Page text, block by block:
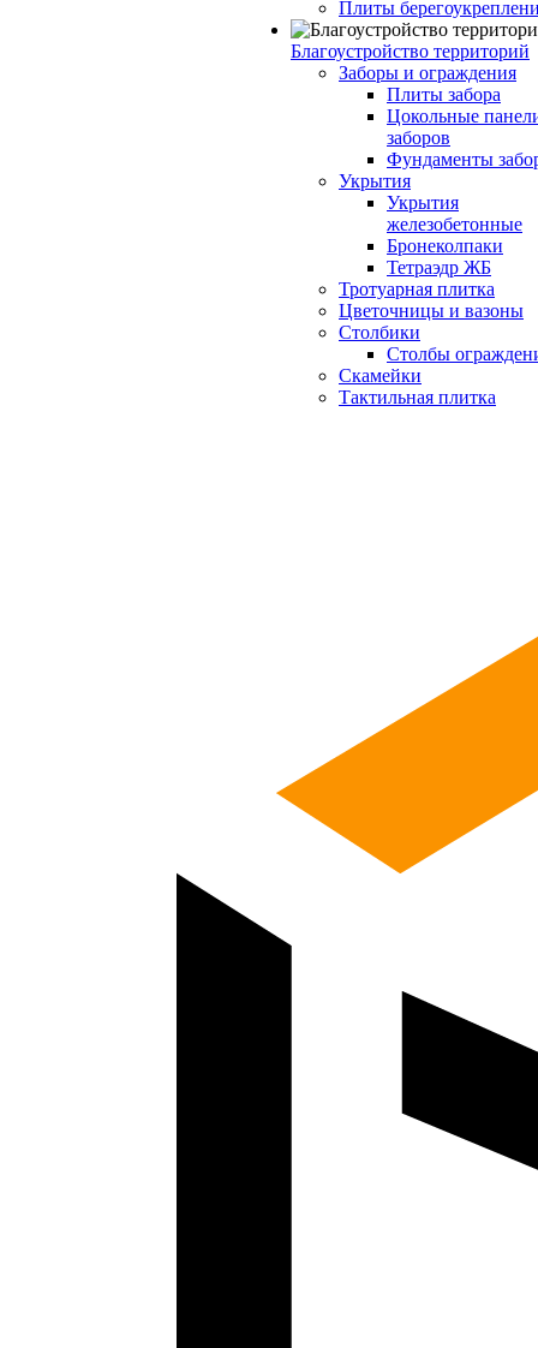
Плиты
Благоустройство территорий
Заборы и ограждения
Плиты забора
Цокольные
заборов
Фундаменты
Укрытия
Укрытия
железобетонные
Бронеколпаки
Тетраэдр ЖБ
Тротуарная плитка
Цветочницы и вазоны
Столбики
Столбы
Скамейки
Тактильная плитка